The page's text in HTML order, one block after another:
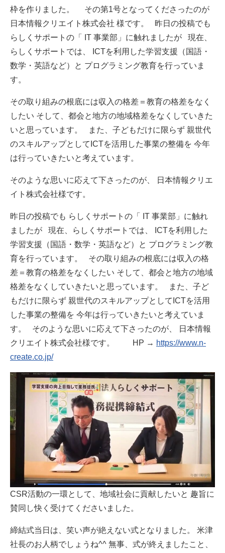
枠を作りました。 その第1号となってくださったのが
日本情報クリエイト株式会社 様です。 昨日の投稿でも
らしくサポートの「 IT 事業部」に触れましたが 現在、
らしくサポートでは、 ICTを利用した学習支援（国語・
数学・英語など）と プログラミング教育を行っていま
す。
その取り組みの根底には収入の格差＝教育の格差をなく
したい そして、都会と地方の地域格差をなくしていきた
いと思っています。 また、子どもだけに限らず 親世代
のスキルアップとしてICTを活用した事業の整備を 今年
は行っていきたいと考えています。
そのような思いに応えて下さったのが、 日本情報クリエ
イト株式会社様です。
昨日の投稿でも らしくサポートの「 IT 事業部」に触れ
ましたが 現在、らしくサポートでは、 ICTを利用した
学習支援（国語・数学・英語など）と プログラミング教
育を行っています。 その取り組みの根底には収入の格
差＝教育の格差をなくしたい そして、都会と地方の地域
格差をなくしていきたいと思っています。 また、子ど
もだけに限らず 親世代のスキルアップとしてICTを活用
した事業の整備を 今年は行っていきたいと考えていま
す。 そのような思いに応えて下さったのが、 日本情報
クリエイト株式会社様です。 HP → https://www.n-
create.co.jp/
CSR活動の一環として、地域社会に貢献したいと 趣旨に
賛同し快く受けてくださいました。
締結式当日は、笑い声が絶えない式となりました。 米津
社長のお人柄でしょうね^^ 無事、式が終えましたこと、